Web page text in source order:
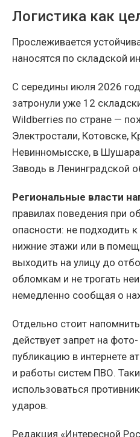
Логистика как
Прослеживается
наносятся по складской
С середины июля 2026
затронули уже 12
Wildberries по стране —
Электростали, Котовске,
Невинномысске, в
Заводь в Ленинградской
Региональные власти
правилах поведения при
опасности: не подходить
нижние этажи или в
выходить на улицу до
обломкам и не трогать
немедленно сообщая о
Отдельно стоит
действует запрет на
публикацию в интернете
и работы систем ПВО.
использоваться
ударов.
Редакция «Интересной